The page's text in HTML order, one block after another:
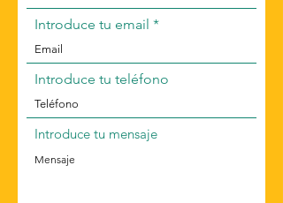
Introduce tu email
Introduce tu teléfono
Introduce tu mensaje